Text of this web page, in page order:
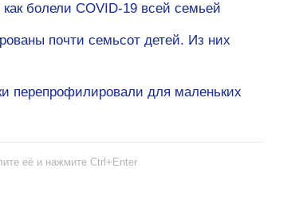
болели COVID-19 всей семьей
почти семьсот детей. Из них
перепрофилировали для маленьких
её и нажмите Ctrl+Enter